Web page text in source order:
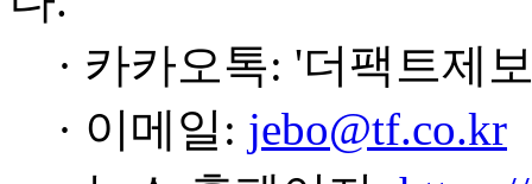
· 카카오톡: '더팩트제
· 이메일: jebo@tf.co.kr